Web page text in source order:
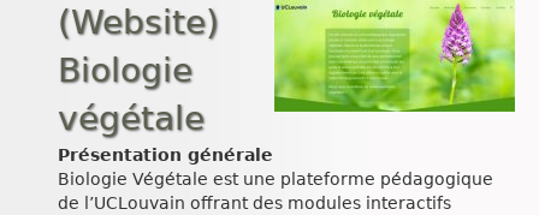
Qui sommes-nous ?
Contact
(Website)
Biologie
végétale
Présentation générale
Biologie Végétale est une plateforme pédagogique
de l’UCLouvain offrant des modules interactifs